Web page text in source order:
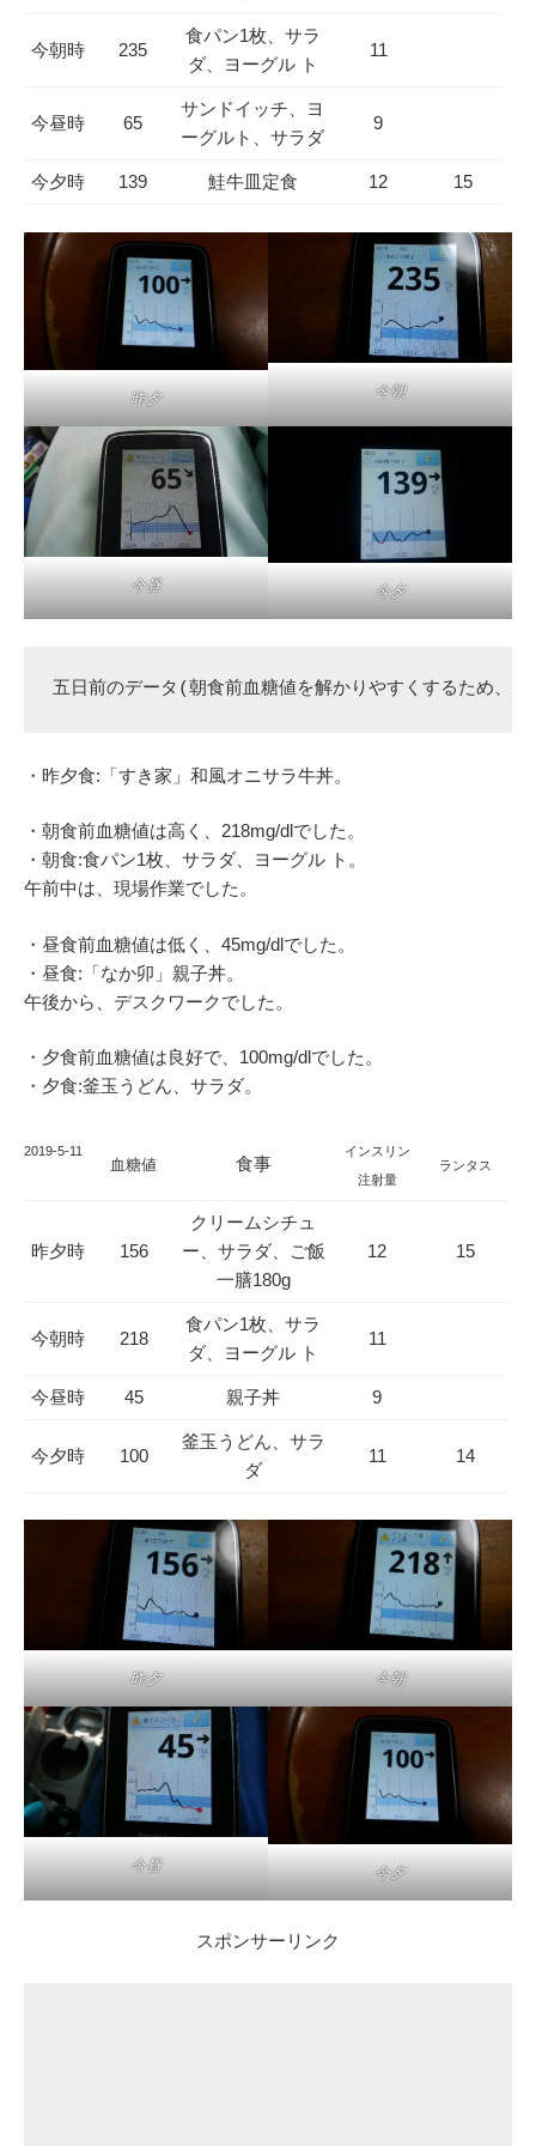
今朝時 235
食パン1枚、サラ
ダ、ヨーグル ト
11
今昼時 65
サンドイッチ、ヨ
ーグルト、サラダ
9
今夕時 139 鮭牛皿定食 12 15
昨夕 今朝
今昼 今夕
五日前のデータ(朝食前血糖値を解かりやすくするため、
・昨夕食:「すき家」和風オニサラ牛丼。
・朝食前血糖値は高く、218mg/dlでした。
・朝食:食パン1枚、サラダ、ヨーグル ト。
午前中は、現場作業でした。
・昼食前血糖値は低く、45mg/dlでした。
・昼食:「なか卯」親子丼。
午後から、デスクワークでした。
・夕食前血糖値は良好で、100mg/dlでした。
・夕食:釜玉うどん、サラダ。
2019-5-11
血糖値 食事
インスリン
注射量
ランタス
昨夕時 156
クリームシチュ
ー、サラダ、ご飯
一膳180g
12 15
今朝時 218
食パン1枚、サラ
ダ、ヨーグル ト
11
今昼時 45 親子丼 9
今夕時 100
釜玉うどん、サラ
ダ
11 14
昨夕 今朝
今昼 今夕
スポンサーリンク